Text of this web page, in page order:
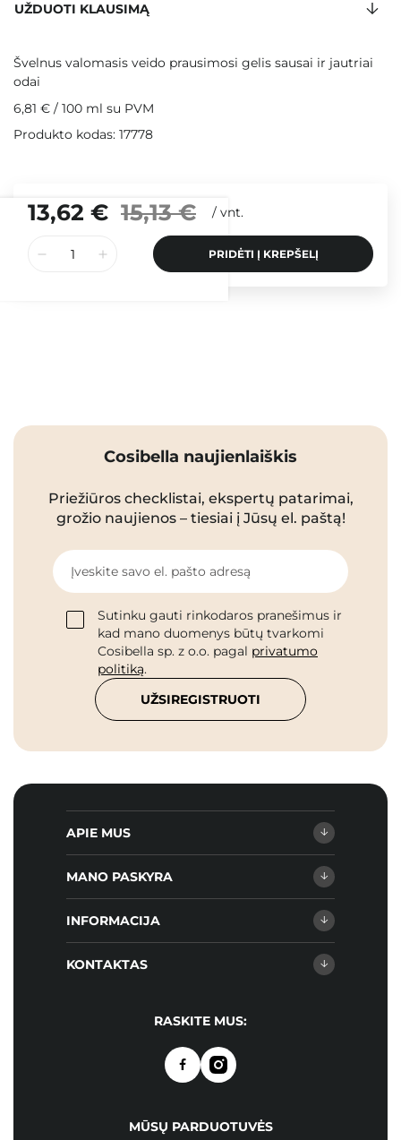
13,62 € 15,13 € / vnt.
PRIDĖTI Į KREPŠELĮ
UŽDUOTI KLAUSIMĄ
Švelnus valomasis veido prausimosi gelis sausai ir jautriai
odai
6,81 € / 100 ml su PVM
Produkto kodas: 17778
Cosibella naujienlaiškis
Priežiūros checklistai, ekspertų patarimai,
grožio naujienos – tiesiai į Jūsų el. paštą!
Įveskite savo el. pašto adresą
Sutinku gauti rinkodaros pranešimus ir
kad mano duomenys būtų tvarkomi
Cosibella sp. z o.o. pagal privatumo
politiką.
UŽSIREGISTRUOTI
APIE MUS
MANO PASKYRA
INFORMACIJA
KONTAKTAS
RASKITE MUS:
MŪSŲ PARDUOTUVĖS